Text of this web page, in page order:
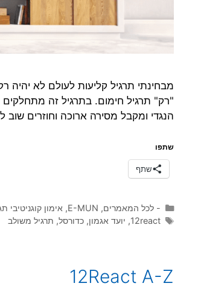
מבחינתי תרגיל קליעות לעולם לא
הנגדי ומקבל מסירה ארוכה וחוזרים שוב ל-3 זריקות, סופרים עד 5 ומחליפים
שתפו
שתף
קטגוריות
- לכל המאמרים,
E-MUN
, אימון קוגניטיבי
תגיות
12react
, יועד אגמון, כדורסל, תרגיל משולב
12React A-Z